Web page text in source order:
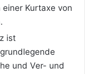
Kurtaxe von
ist
und Ver- und